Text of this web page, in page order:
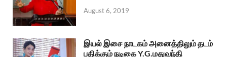
August 6, 2019
இயல் இசை நாடகம் அனைத்திலும் தடம்
பதிக்கும் நடிகை Y.G.மதுவந்தி